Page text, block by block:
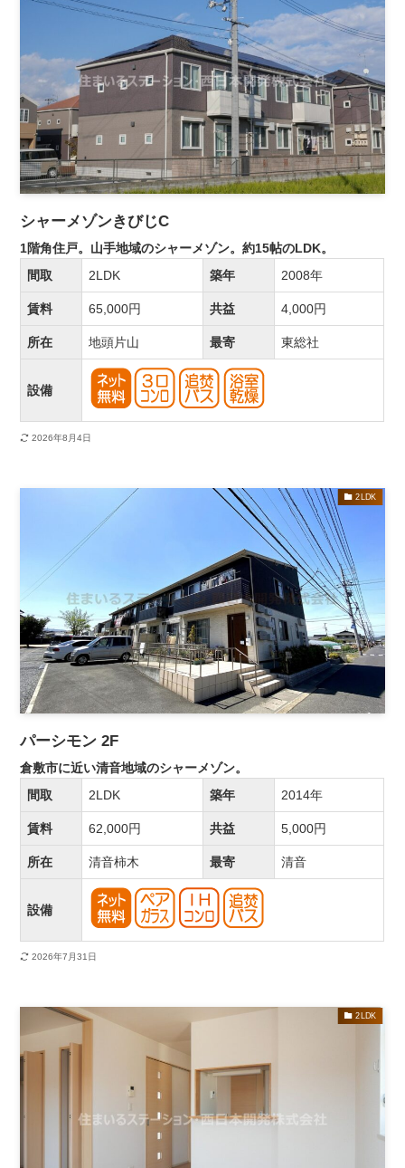
シャーメゾンきびじC
1階角住戸。山手地域のシャーメゾン。約15帖のLDK。
間取
2LDK 築年 2008年
賃料 65,000円 共益 4,000円
所在 地頭片山 最寄 東総社
設備
2026年8月4日
2LDK
パーシモン 2F
倉敷市に近い清音地域のシャーメゾン。
間取
2LDK 築年 2014年
賃料 62,000円 共益 5,000円
所在 清音柿木 最寄 清音
設備
2026年7月31日
2LDK